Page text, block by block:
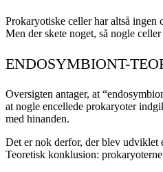
Prokaryotiske celler har altså ingen
Men der skete noget, så nogle
ENDOSYMBIONT-
Oversigten antager, at
at nogle encellede prokaryoter
med hinanden.
Det er nok derfor, der blev udviklet
Teoretisk konklusion: